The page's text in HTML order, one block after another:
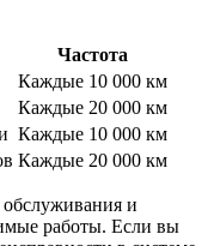
Частота
Каждые 10 000 км
Каждые 20 000 км
Каждые 10 000 км
Каждые 20 000 км
обслуживания и
работы. Если вы